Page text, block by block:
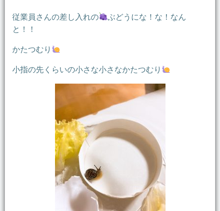
従業員さんの差し入れの
ぶどうにな！な！なん
と！！
かたつむり
小指の先くらいの小さな小さなかたつむり